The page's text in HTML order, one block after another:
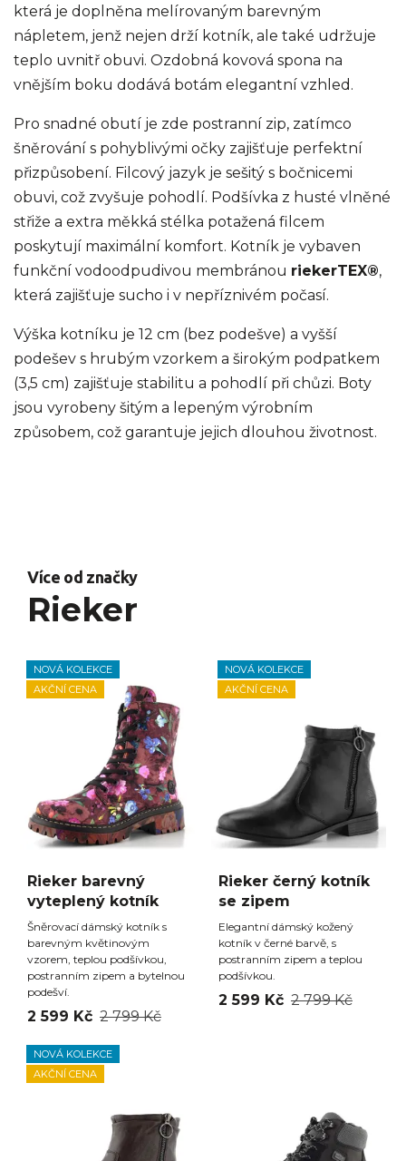
která je doplněna melírovaným barevným
nápletem, jenž nejen drží kotník, ale také udržuje
teplo uvnitř obuvi. Ozdobná kovová spona na
vnějším boku dodává botám elegantní vzhled.
Pro snadné obutí je zde postranní zip, zatímco
šněrování s pohyblivými očky zajišťuje perfektní
přizpůsobení. Filcový jazyk je sešitý s bočnicemi
obuvi, což zvyšuje pohodlí. Podšívka z husté vlněné
střiže a extra měkká stélka potažená filcem
poskytují maximální komfort. Kotník je vybaven
funkční vodoodpudivou membránou riekerTEX®,
která zajišťuje sucho i v nepříznivém počasí.
Výška kotníku je 12 cm (bez podešve) a vyšší
podešev s hrubým vzorkem a širokým podpatkem
(3,5 cm) zajišťuje stabilitu a pohodlí při chůzi. Boty
jsou vyrobeny šitým a lepeným výrobním
způsobem, což garantuje jejich dlouhou životnost.
Více od značky
Rieker
NOVÁ KOLEKCE
AKČNÍ CENA
Rieker barevný
vyteplený kotník
Šněrovací dámský kotník s
barevným květinovým
vzorem, teplou podšívkou,
postranním zipem a bytelnou
podešví.
2 599 Kč 2 799 Kč
NOVÁ KOLEKCE
AKČNÍ CENA
Rieker černý kotník
se zipem
Elegantní dámský kožený
kotník v černé barvě, s
postranním zipem a teplou
podšívkou.
2 599 Kč 2 799 Kč
NOVÁ KOLEKCE
AKČNÍ CENA